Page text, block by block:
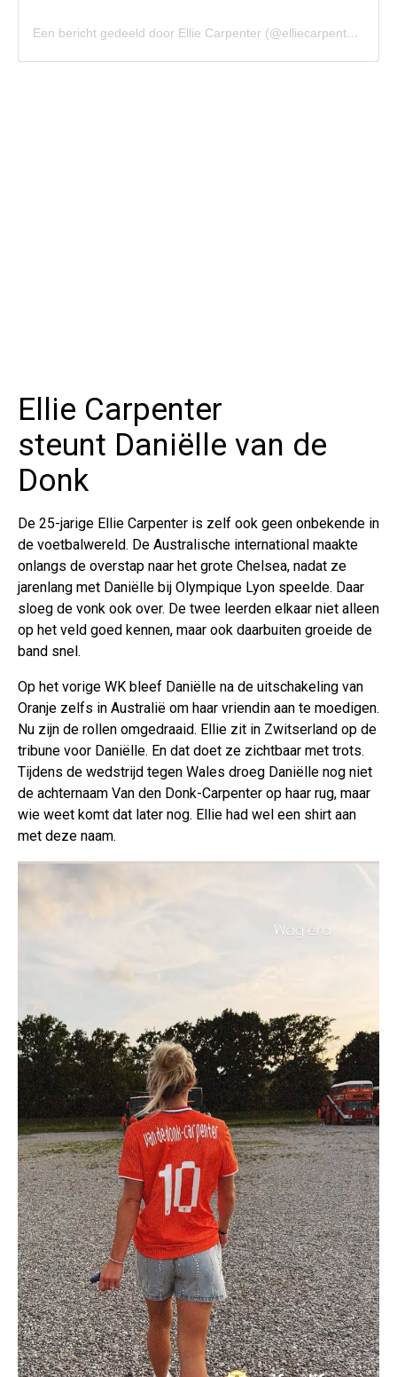
Een bericht gedeeld door Ellie Carpenter (@elliecarpenterr)
Ellie Carpenter
steunt Daniëlle van de
Donk
De 25-jarige Ellie Carpenter is zelf ook geen onbekende in
de voetbalwereld. De Australische international maakte
onlangs de overstap naar het grote Chelsea, nadat ze
jarenlang met Daniëlle bij Olympique Lyon speelde. Daar
sloeg de vonk ook over. De twee leerden elkaar niet alleen
op het veld goed kennen, maar ook daarbuiten groeide de
band snel.
Op het vorige WK bleef Daniëlle na de uitschakeling van
Oranje zelfs in Australië om haar vriendin aan te moedigen.
Nu zijn de rollen omgedraaid. Ellie zit in Zwitserland op de
tribune voor Daniëlle. En dat doet ze zichtbaar met trots.
Tijdens de wedstrijd tegen Wales droeg Daniëlle nog niet
de achternaam Van den Donk-Carpenter op haar rug, maar
wie weet komt dat later nog. Ellie had wel een shirt aan
met deze naam.